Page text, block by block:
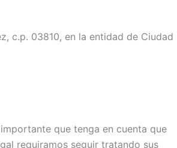
c.p. 03810, en la entidad de Ciudad
que tenga en cuenta que
requiramos seguir tratando sus